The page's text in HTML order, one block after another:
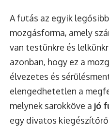
A futás az egyik
mozgásforma, amely
van testünkre és
azonban, hogy ez a
élvezetes és
elengedhetetlen a
melynek sarokköve a jó
egy divatos